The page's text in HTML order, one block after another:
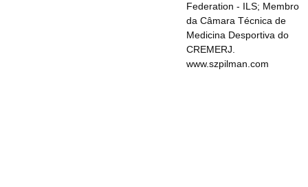
Federation - ILS; Membro
da Câmara Técnica de
Medicina Desportiva do
CREMERJ.
www.szpilman.com